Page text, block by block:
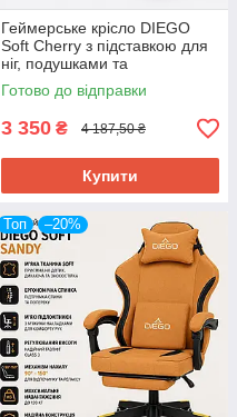
Геймерське крісло DIEGO
Soft Cherry з підставкою для
ніг, подушками та
регулюванням спинки
Готово до відправки
3 350 ₴ 4 187,50 ₴
Купити
Топ –20%